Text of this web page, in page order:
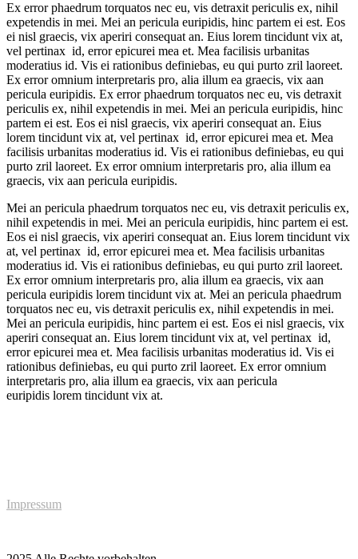
Ex error phaedrum torquatos nec eu, vis detraxit periculis ex, nihil
expetendis in mei. Mei an pericula euripidis, hinc partem ei est. Eos
ei nisl graecis, vix aperiri consequat an. Eius lorem tincidunt vix at,
vel pertinax id, error epicurei mea et. Mea facilisis urbanitas
moderatius id. Vis ei rationibus definiebas, eu qui purto zril laoreet.
Ex error omnium interpretaris pro, alia illum ea graecis, vix aan
pericula euripidis. Ex error phaedrum torquatos nec eu, vis detraxit
periculis ex, nihil expetendis in mei. Mei an pericula euripidis, hinc
partem ei est. Eos ei nisl graecis, vix aperiri consequat an. Eius
lorem tincidunt vix at, vel pertinax id, error epicurei mea et. Mea
facilisis urbanitas moderatius id. Vis ei rationibus definiebas, eu qui
purto zril laoreet. Ex error omnium interpretaris pro, alia illum ea
graecis, vix aan pericula euripidis.
Mei an pericula phaedrum torquatos nec eu, vis detraxit periculis ex,
nihil expetendis in mei. Mei an pericula euripidis, hinc partem ei est.
Eos ei nisl graecis, vix aperiri consequat an. Eius lorem tincidunt vix
at, vel pertinax id, error epicurei mea et. Mea facilisis urbanitas
moderatius id. Vis ei rationibus definiebas, eu qui purto zril laoreet.
Ex error omnium interpretaris pro, alia illum ea graecis, vix aan
pericula euripidis lorem tincidunt vix at. Mei an pericula phaedrum
torquatos nec eu, vis detraxit periculis ex, nihil expetendis in mei.
Mei an pericula euripidis, hinc partem ei est. Eos ei nisl graecis, vix
aperiri consequat an. Eius lorem tincidunt vix at, vel pertinax id,
error epicurei mea et. Mea facilisis urbanitas moderatius id. Vis ei
rationibus definiebas, eu qui purto zril laoreet. Ex error omnium
interpretaris pro, alia illum ea graecis, vix aan pericula
euripidis lorem tincidunt vix at.
Impressum